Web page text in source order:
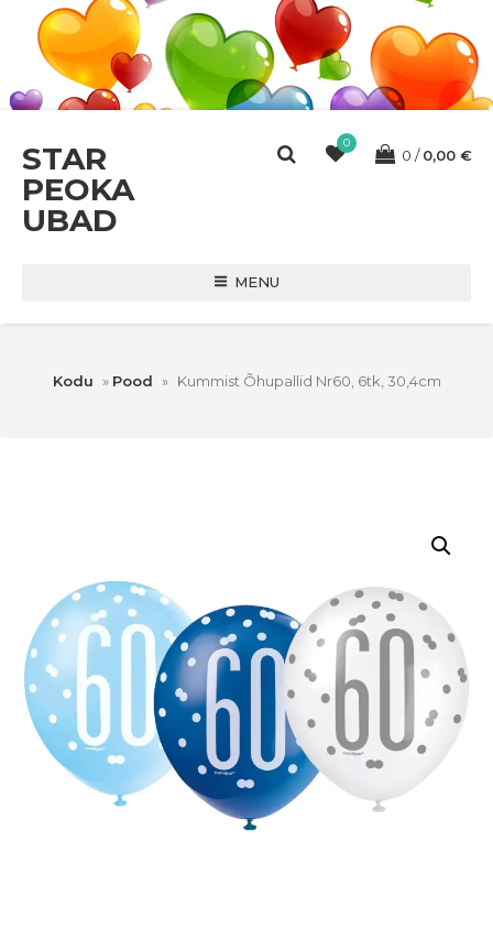
STAR
PEOKA
UBAD
0
0 0,00 €
MENU
Kodu » Pood » Kummist Õhupallid Nr60, 6tk, 30,4cm